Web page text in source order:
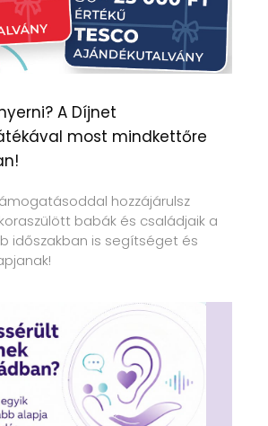
A Díjnet
most mindkettőre
hozzájárulsz
babák és családjaik a
időszakban is segítséget és